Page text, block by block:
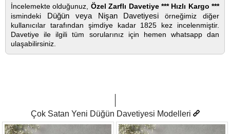
İncelemekte olduğunuz, Özel Zarflı Davetiye *** Hızlı Kargo ***
ismindeki Düğün veya Nişan Davetiyesi örneğimiz diğer
kullanıcılar tarafından şimdiye kadar 1825 kez incelenmiştir.
Davetiye ile ilgili tüm sorularınız için hemen whatsapp dan
ulaşabilirsiniz.
Çok Satan Yeni Düğün Davetiyesi Modelleri